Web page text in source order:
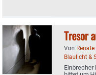
Tresor
Von
Blaulicht &
Einbrecher